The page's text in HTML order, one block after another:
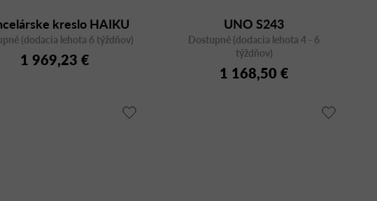
kreslo HAIKU
C8060OG, otočné
(dodacia lehota 6 týždňov)
1 969,23 €
UNO S243
Dostupné (dodacia lehota 4 - 6
týždňov)
1 168,50 €